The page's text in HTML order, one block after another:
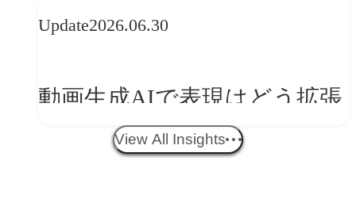
ークフロー設計と「ノイズと
Update2026.06.30
動画生成AIで表現はどう拡張
する？映像ディレクター橋本
View All Insights